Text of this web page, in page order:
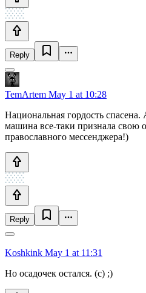
Reply
TemArtem May 1 at 10:28
Национальная гордость
машина все-таки признала
православного мессенджера!)
Reply
Koshkink May 1 at 11:31
Но осадочек остался. (с) ;)